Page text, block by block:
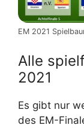
EM 2021
Alle
2021
Es gibt nur
des EM-